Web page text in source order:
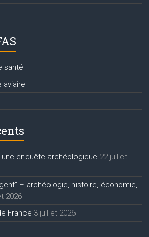
santé
aviaire
enquête archéologique 22 juillet
– archéologie, histoire, économie,
2026
France 3 juillet 2026